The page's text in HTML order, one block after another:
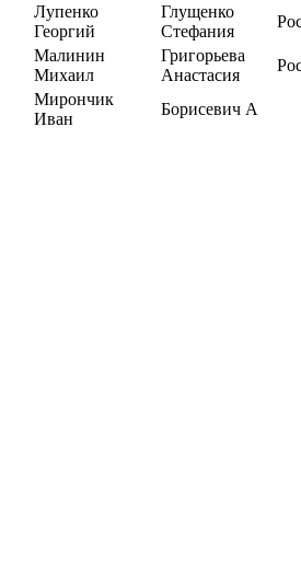
Лупенко
Георгий
Глущенко
Стефания
Малинин
Михаил
Григорьева
Анастасия
Мирончик
Иван
Борисевич А